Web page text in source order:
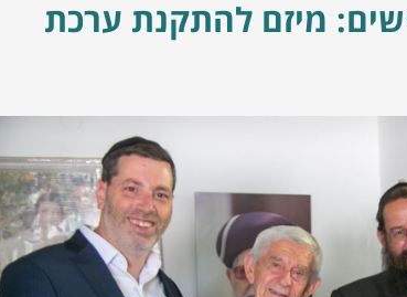
מיזם להתקנת ערכת